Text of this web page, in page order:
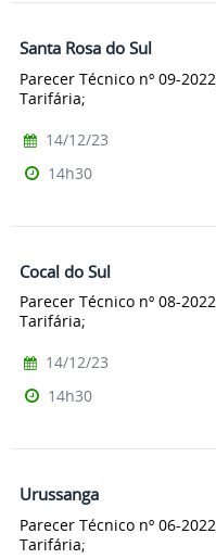
Santa Rosa do Sul
Parecer Técnico nº 09-
Tarifária;
14/12/23
14h30
Cocal do Sul
Parecer Técnico nº 08-
Tarifária;
14/12/23
14h30
Urussanga
Parecer Técnico nº 06-
Tarifária;